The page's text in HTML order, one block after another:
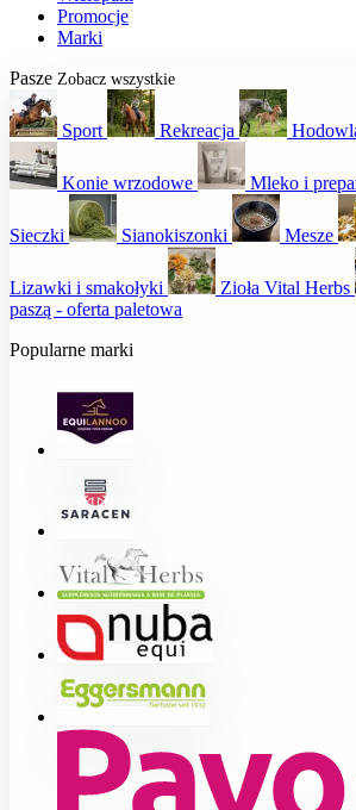
Promocje
Marki
Pasze Zobacz wszystkie
Sport Rekreacja
Konie wrzodowe Mleko i
Sieczki Sianokiszonki Mesze
Lizawki i smakołyki Zioła Vital Herbs
paszą - oferta paletowa
Popularne marki